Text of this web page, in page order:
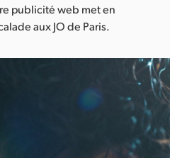
publicité web met en
aux JO de Paris.